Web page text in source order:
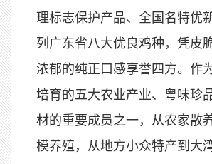
理标志保护产品、全国名特优
列广东省八大优良鸡种，凭皮
浓郁的纯正口感享誉四方。作
培育的五大农业产业、粤味珍
材的重要成员之一，从农家散
模养殖，从地方小众特产到大